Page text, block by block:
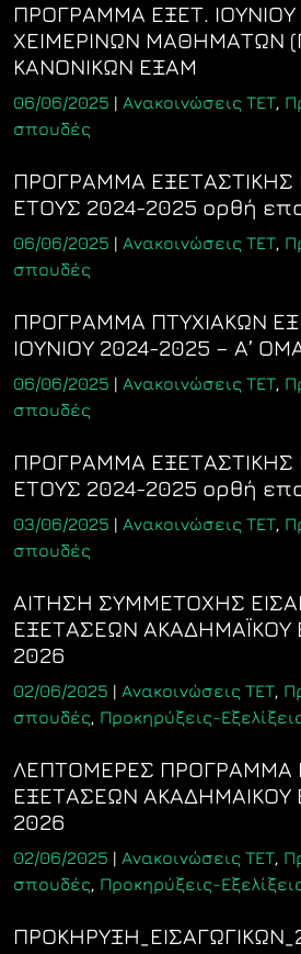
ΠΡΟΓΡΑΜΜΑ ΕΞΕΤ. ΙΟΥΝΙΟΥ
ΧΕΙΜΕΡΙΝΩΝ ΜΑΘΗΜΑΤΩΝ
ΚΑΝΟΝΙΚΩΝ ΕΞΑΜ
06/06/2025 | Ανακοινώσεις ΤΕΤ,
σπουδές
ΠΡΟΓΡΑΜΜΑ ΕΞΕΤΑΣΤΙΚΗΣ
ΕΤΟΥΣ 2024-2025 ορθή
06/06/2025 | Ανακοινώσεις ΤΕΤ,
σπουδές
ΠΡΟΓΡΑΜΜΑ ΠΤΥΧΙΑΚΩΝ
ΙΟΥΝΙΟΥ 2024-2025 – Α’
06/06/2025 | Ανακοινώσεις ΤΕΤ,
σπουδές
ΠΡΟΓΡΑΜΜΑ ΕΞΕΤΑΣΤΙΚΗΣ
ΕΤΟΥΣ 2024-2025 ορθή
03/06/2025 | Ανακοινώσεις ΤΕΤ,
σπουδές
ΑΙΤΗΣΗ ΣΥΜΜΕΤΟΧΗΣ
ΕΞΕΤΑΣΕΩΝ ΑΚΑΔΗΜΑΪΚΟΥ
2026
02/06/2025 | Ανακοινώσεις ΤΕΤ,
σπουδές, Προκηρύξεις-
ΛΕΠΤΟΜΕΡΕΣ ΠΡΟΓΡΑΜΜΑ
ΕΞΕΤΑΣΕΩΝ ΑΚΑΔΗΜΑΙΚΟΥ
2026
02/06/2025 | Ανακοινώσεις ΤΕΤ,
σπουδές, Προκηρύξεις-